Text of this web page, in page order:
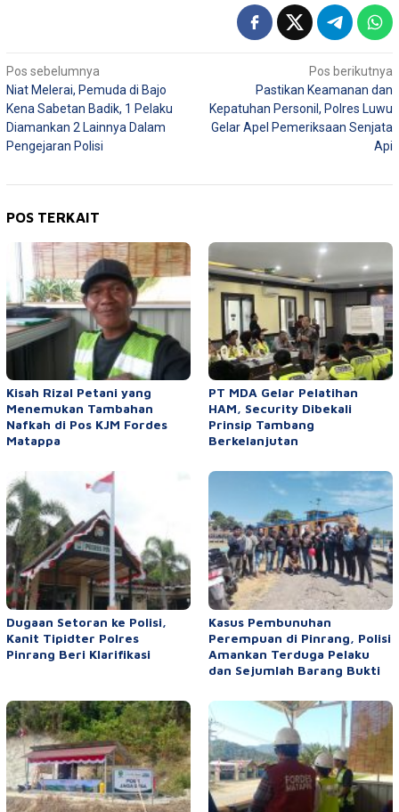
Navigasi
pos
Pos sebelumnya
Niat Melerai, Pemuda di Bajo
Kena Sabetan Badik, 1 Pelaku
Diamankan 2 Lainnya Dalam
Pengejaran Polisi
Pos berikutnya
Pastikan Keamanan dan
Kepatuhan Personil, Polres Luwu
Gelar Apel Pemeriksaan Senjata
Api
POS TERKAIT
Kisah Rizal Petani yang
Menemukan Tambahan
Nafkah di Pos KJM Fordes
Matappa
PT MDA Gelar Pelatihan
HAM, Security Dibekali
Prinsip Tambang
Berkelanjutan
Dugaan Setoran ke Polisi,
Kanit Tipidter Polres
Pinrang Beri Klarifikasi
Kasus Pembunuhan
Perempuan di Pinrang, Polisi
Amankan Terduga Pelaku
dan Sejumlah Barang Bukti